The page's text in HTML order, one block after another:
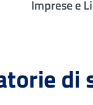
Imprese e